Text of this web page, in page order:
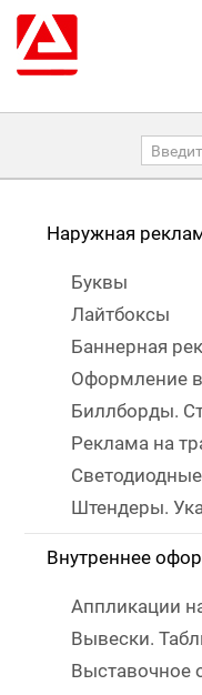
Наружная
Буквы
Лайтбоксы
Баннерная
Оформление
Биллборды.
Реклама на
Штендеры.
Внутреннее
Аппликации
Вывески.
Выставочное